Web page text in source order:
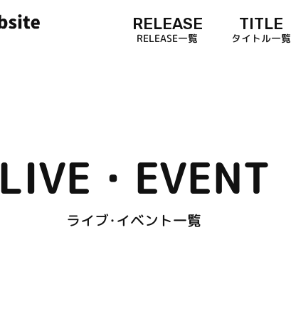
RELEASE
RELEASE一覧
TITLE
タイトル一覧
LIVE・EVENT
ライブ･イベント一覧